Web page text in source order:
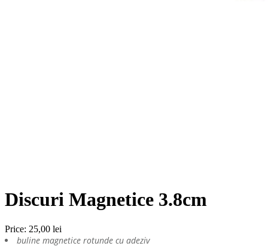
Discuri Magnetice 3.8cm
Price: 25,00 lei
buline magnetice rotunde cu adeziv